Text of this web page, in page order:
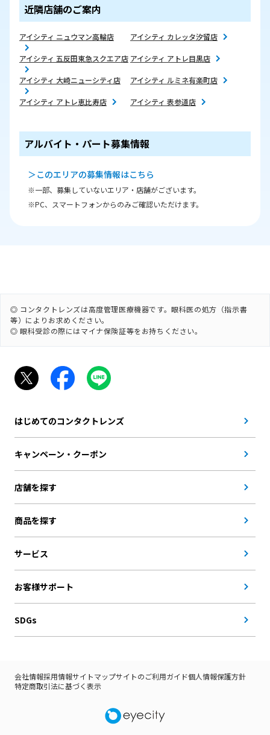
近隣店舗のご案内
アイシティ ニュウマン高輪店 アイシティ カレッタ汐留店
アイシティ 五反田東急スクエア店 アイシティ アトレ目黒店
アイシティ 大崎ニューシティ店 アイシティ ルミネ有楽町店
アイシティ アトレ恵比寿店 アイシティ 表参道店
アルバイト・パート募集情報
＞このエリアの募集情報はこちら
※一部、募集していないエリア・店舗がございます。
※PC、スマートフォンからのみご確認いただけます。
◎ コンタクトレンズは高度管理医療機器です。眼科医の処方（指示書
等）によりお求めください。
◎ 眼科受診の際にはマイナ保険証等をお持ちください。
はじめてのコンタクトレンズ
キャンペーン・クーポン
店舗を探す
商品を探す
サービス
お客様サポート
SDGs
会社情報採用情報サイトマップサイトのご利用ガイド個人情報保護方針
特定商取引法に基づく表示